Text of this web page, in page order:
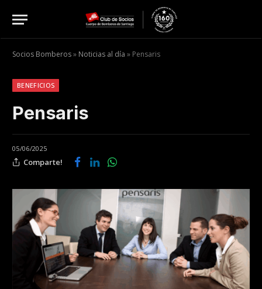
Socios Bomberos» Noticias al día » Pensaris
BENEFICIOS
Pensaris
05/06/2025
Comparte!